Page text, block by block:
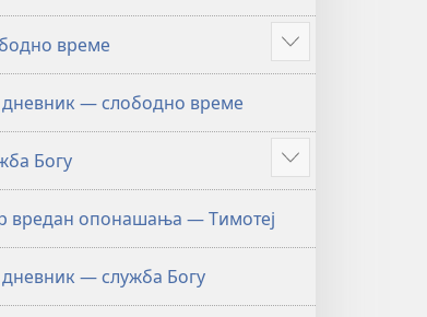
време Више
— слободно време
Богу Више
вредан опонашања — Тимотеј
— служба Богу